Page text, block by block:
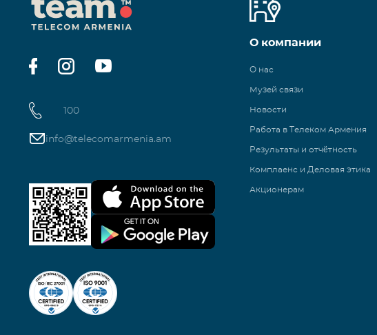
100
info@telecomarmenia.am
О компании
О нас
Музей связи
Новости
Работа в Телеком Армения
Результаты и отчётность
Комплаенс и Деловая этика
Акционерам